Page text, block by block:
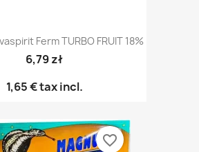
Ferm TURBO FRUIT 18%
6,79 zł
1,65 €tax incl.
favorite_border